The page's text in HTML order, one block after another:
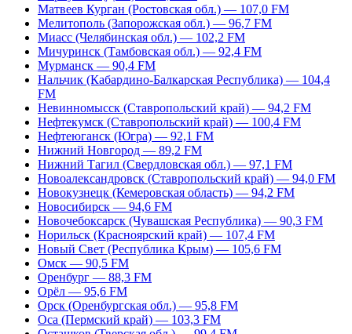
Матвеев Курган (Ростовская обл.) — 107,0 FM
Мелитополь (Запорожская обл.) — 96,7 FM
Миасс (Челябинская обл.) — 102,2 FM
Мичуринск (Тамбовская обл.) — 92,4 FM
Мурманск — 90,4 FM
Нальчик (Кабардино-Балкарская Республика) — 104,4
FM
Невинномысск (Ставропольский край) — 94,2 FM
Нефтекумск (Ставропольский край) — 100,4 FM
Нефтеюганск (Югра) — 92,1 FM
Нижний Новгород — 89,2 FM
Нижний Тагил (Свердловская обл.) — 97,1 FM
Новоалександровск (Ставропольский край) — 94,0 FM
Новокузнецк (Кемеровская область) — 94,2 FM
Новосибирск — 94,6 FM
Новочебоксарск (Чувашская Республика) — 90,3 FM
Норильск (Красноярский край) — 107,4 FM
Новый Свет (Республика Крым) — 105,6 FM
Омск — 90,5 FM
Оренбург — 88,3 FM
Орёл — 95,6 FM
Орск (Оренбургская обл.) — 95,8 FM
Оса (Пермский край) — 103,3 FM